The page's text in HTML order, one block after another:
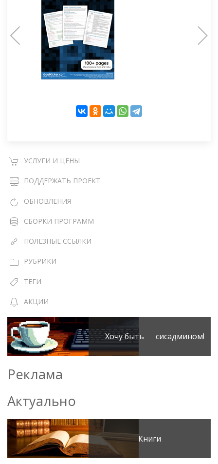
УСЛУГИ И ЦЕНЫ
ПОДДЕРЖАТЬ ПРОЕКТ
ОБНОВЛЕНИЯ
СБОРКИ ПРОГРАММ
ПОЛЕЗНЫЕ ССЫЛКИ
РУБРИКИ
ТЕГИ
АКЦИИ
Хочу быть сисадмином!
Реклама
Актуально
Книги